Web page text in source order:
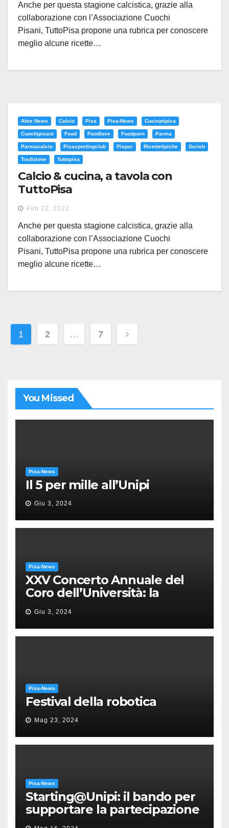
Anche per questa stagione calcistica, grazie alla
collaborazione con l’Associazione Cuochi
Pisani, TuttoPisa propone una rubrica per conoscere
meglio alcune ricette…
Altre News Calcio Pisa Pisa-News Cucinatipica
Cuochipisani Food Foodlove Foodporn Parma
Parmacalcio Pisasportingclub Pispar Ricettetipiche Serieb
Tradizione Tuttopisa
Calcio & cucina, a tavola con
TuttoPisa
Feb 22, 2022
Anche per questa stagione calcistica, grazie alla
collaborazione con l’Associazione Cuochi
Pisani, TuttoPisa propone una rubrica per conoscere
meglio alcune ricette…
Paginazione
degli
1 2 … 7
You Missed
Pisa-News
Il 5 per mille all’Unipi
Giu 3, 2024
Pisa-News
XXV Concerto Annuale del
Coro dell’Università: la
“Messa in gloria” di Giacomo
Puccini
Giu 3, 2024
Pisa-News
Festival della robotica
Mag 23, 2024
Pisa-News
Starting@Unipi: il bando per
supportare la partecipazione
all’ERC Starting Grant